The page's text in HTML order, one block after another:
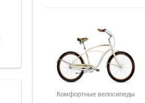
Комфортные велосипеды